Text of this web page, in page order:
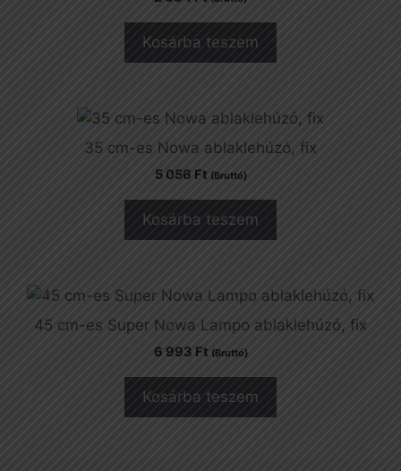
Kosárba teszem
35 cm-es Nowa ablaklehúzó, fix
5 056 Ft (Bruttó)
Kosárba teszem
45 cm-es Super Nowa Lampo ablaklehúzó, fix
6 993 Ft (Bruttó)
Kosárba teszem